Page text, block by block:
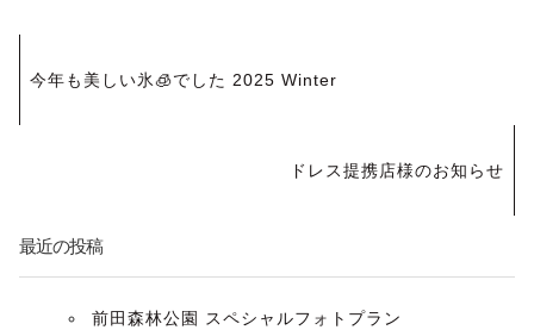
投
稿
ゲ
今年も美しい氷🧊でした 2025 Winter
ドレス提携店様のお知らせ
最近の投稿
前田森林公園 スペシャルフォトプラン